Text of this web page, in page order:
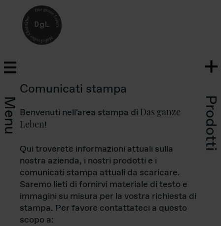
Menu Prodotti
Comunicati stampa
Benvenuti nell'area stampa di Das ganze
Leben!
Qui troverete informazioni attuali sulla
nostra azienda, i nostri prodotti e i
comunicati stampa attuali da scaricare.
Saremo lieti di fornirvi materiale di testo e
immagini su misura per la vostra richiesta di
stampa. Per favore contattateci a questo
scopo a: